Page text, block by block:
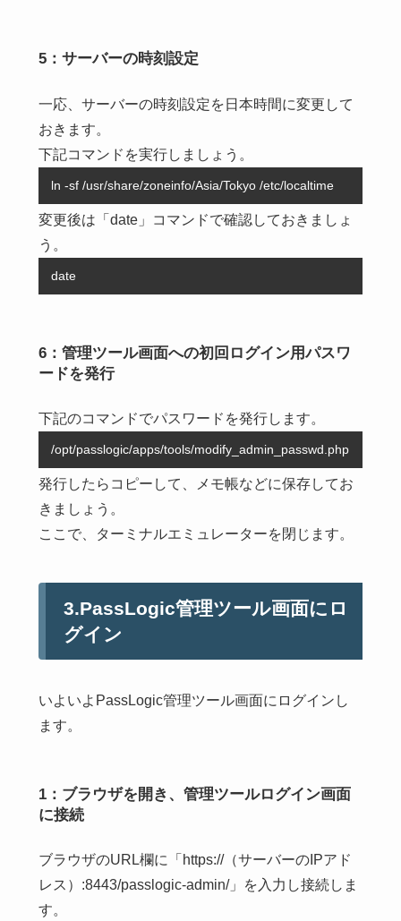
5：サーバーの時刻設定
一応、サーバーの時刻設定を日本時間に変更して
おきます。
下記コマンドを実行しましょう。
ln -sf /usr/share/zoneinfo/Asia/Tokyo /etc/localtime
変更後は「date」コマンドで確認しておきましょ
う。
date
6：管理ツール画面への初回ログイン用パスワ
ードを発行
下記のコマンドでパスワードを発行します。
/opt/passlogic/apps/tools/modify_admin_passwd.php
発行したらコピーして、メモ帳などに保存してお
きましょう。
ここで、ターミナルエミュレーターを閉じます。
3.PassLogic管理ツール画面にロ
グイン
いよいよPassLogic管理ツール画面にログインし
ます。
1：ブラウザを開き、管理ツールログイン画面
に接続
ブラウザのURL欄に「https://（サーバーのIPアド
レス）:8443/passlogic-admin/」を入力し接続しま
す。